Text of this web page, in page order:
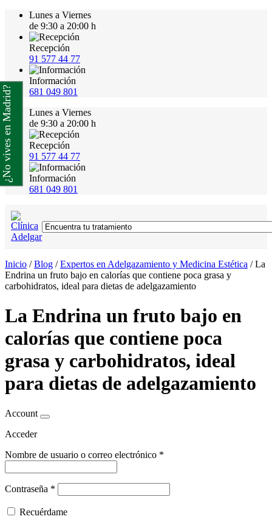
Lunes a Viernes
de 9:30 a 20:00 h
Recepción
91 577 44 77
Información
681 049 801
Lunes a Viernes
de 9:30 a 20:00 h
Recepción
91 577 44 77
Información
681 049 801
Inicio /Blog /Expertos en Adelgazamiento y Medicina Estética /La
Endrina un fruto bajo en calorías que contiene poca grasa y
carbohidratos, ideal para dietas de adelgazamiento
La Endrina un fruto bajo en
calorías que contiene poca
grasa y carbohidratos, ideal
para dietas de adelgazamiento
Account
Acceder
Nombre de usuario o correo electrónico *
Contraseña *
Recuérdame
¿No vives en Madrid?